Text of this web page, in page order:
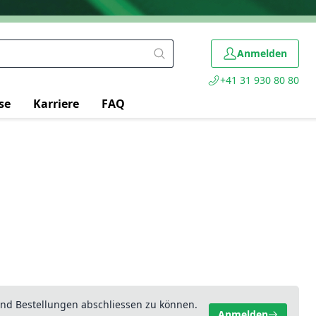
Anmelden
+41 31 930 80 80
Karriere FAQ
Bestellungen abschliessen zu können.